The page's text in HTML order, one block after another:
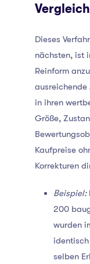
Dieses
nächsten, ist
Reinform
ausreichende
in ihren
Größe,
Kaufpreise
Korrekturen
Beispiel:
200
wurden
selben